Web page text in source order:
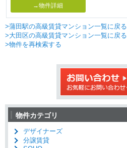
→物件詳細
>蒲田駅の高級賃貸マンション一覧に戻る
>大田区の高級賃貸マンション一覧に戻る
>物件を再検索する
物件カテゴリ
デザイナーズ
分譲賃貸